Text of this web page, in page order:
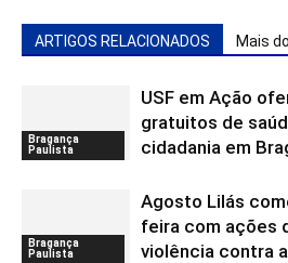
ARTIGOS RELACIONADOS Mais
Bragança
Paulista
USF em Ação
gratuitos de
cidadania em
Bragança
Paulista
Agosto Lilás
feira com ações
violência contra